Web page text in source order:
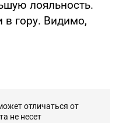
лояльность.
гору. Видимо,
отличаться от
не несет